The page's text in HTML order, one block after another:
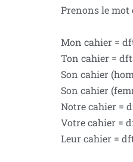
Prenons le mot
Mon cahier =
Ton cahier =
Son cahier
Son cahier
Notre cahier =
Votre cahier =
Leur cahier =